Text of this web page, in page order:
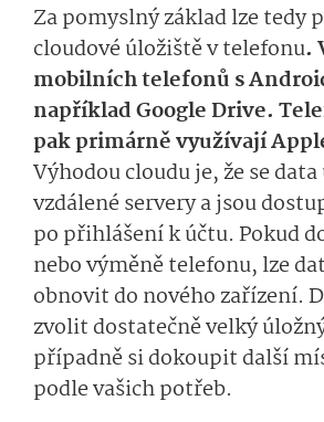
Za pomyslný základ lze tedy
cloudové úložiště v telefonu.
mobilních telefonů s
například Google Drive.
pak primárně využívají
Výhodou cloudu je, že se
vzdálené servery a jsou
po přihlášení k účtu. Pokud
nebo výměně telefonu, lze
obnovit do nového zařízení.
zvolit dostatečně velký
případně si dokoupit další
podle vašich potřeb.